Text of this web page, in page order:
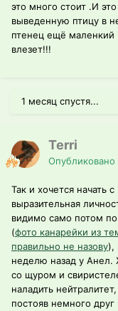
это много стоит .И
выведенную птицу в
птенец ещё маленкий
влезет!!!
1 месяц спустя...
Terri
Опубликовано
Так и хочется начать
выразительная
видимо само потом
(фото канарейки из
правильно не назову),
неделю назад у Анел.
со щуром и
наладить
постояв немного